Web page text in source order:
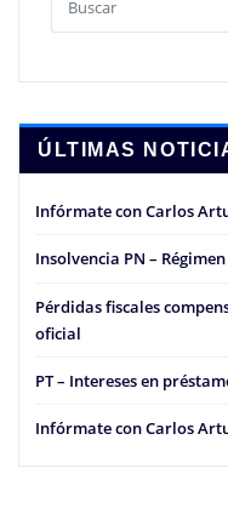
ÚLTIMAS
Infórmate con Carlos
Insolvencia PN –
Pérdidas fiscales
oficial
PT – Intereses en
Infórmate con Carlos